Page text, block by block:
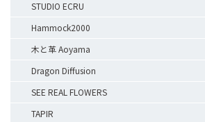
STUDIO ECRU
Hammock2000
木と革 Aoyama
Dragon Diffusion
SEE REAL FLOWERS
TAPIR